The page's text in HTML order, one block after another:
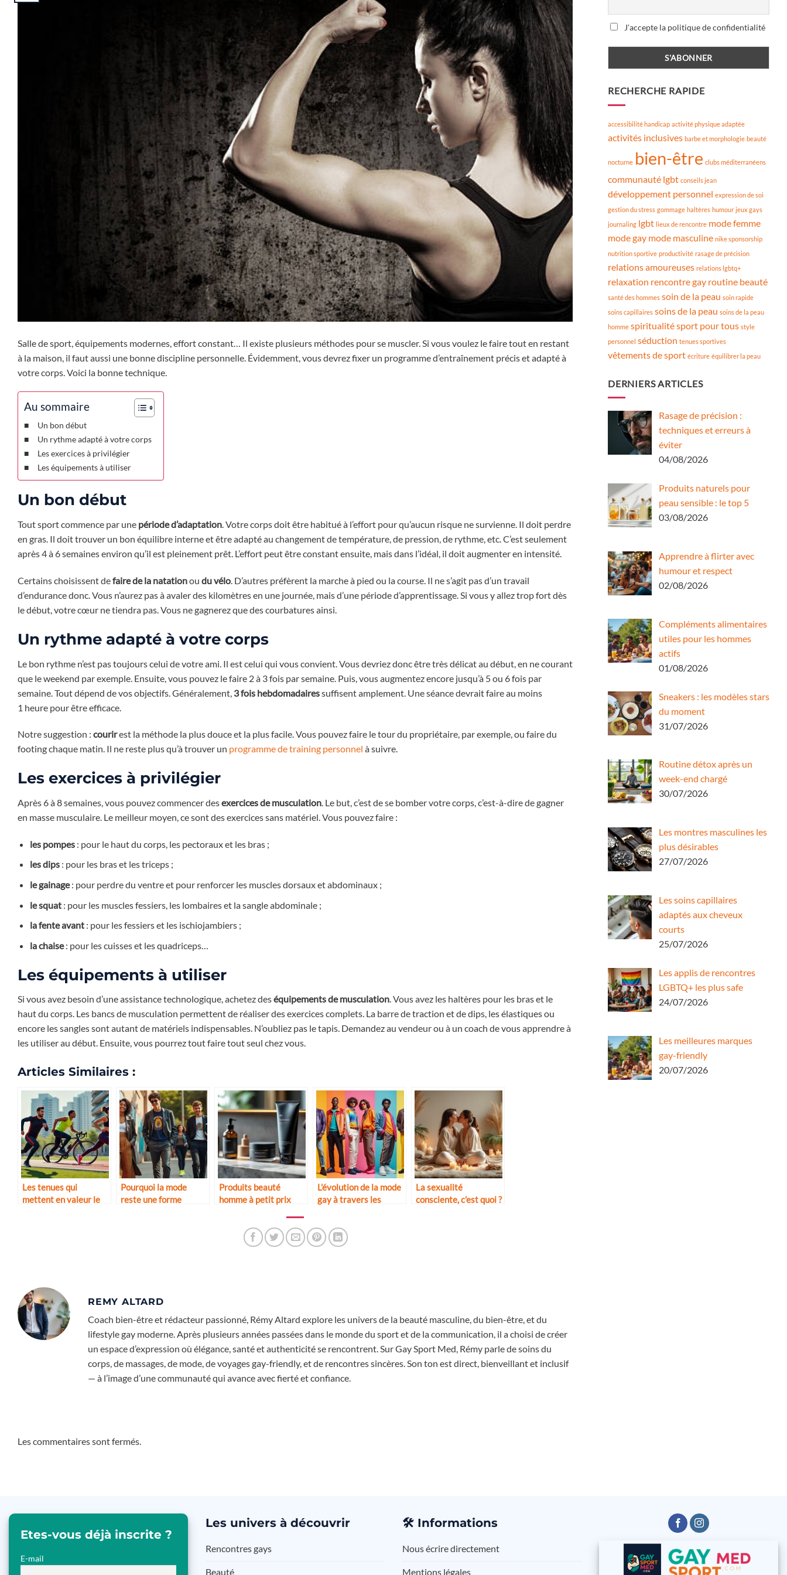
Salle de sport, équipements modernes, effort constant… Il existe plusieurs méthodes pour se muscler. Si vous voulez le faire tout en restant
à la maison, il faut aussi une bonne discipline personnelle. Évidemment, vous devrez fixer un programme d’entraînement précis et adapté à
votre corps. Voici la bonne technique.
Au sommaire
Un bon début
Un rythme adapté à votre corps
Les exercices à privilégier
Les équipements à utiliser
Un bon début
Tout sport commence par une période d’adaptation. Votre corps doit être habitué à l’effort pour qu’aucun risque ne survienne. Il doit perdre
en gras. Il doit trouver un bon équilibre interne et être adapté au changement de température, de pression, de rythme, etc. C’est seulement
après 4 à 6 semaines environ qu’il est pleinement prêt. L’effort peut être constant ensuite, mais dans l’idéal, il doit augmenter en intensité.
Certains choisissent defaire de la natationou du vélo. D’autres préfèrent la marche à pied ou la course. Il ne s’agit pas d’un travail
d’endurance donc. Vous n’aurez pas à avaler des kilomètres en une journée, mais d’une période d’apprentissage. Si vous y allez trop fort dès
le début, votre cœur ne tiendra pas. Vous ne gagnerez que des courbatures ainsi.
Un rythme adapté à votre corps
Le bon rythme n’est pas toujours celui de votre ami. Il est celui qui vous convient. Vous devriez donc être très délicat au début, en ne courant
que le weekend par exemple. Ensuite, vous pouvez le faire 2 à 3 fois par semaine. Puis, vous augmentez encore jusqu’à 5 ou 6 fois par
semaine. Tout dépend de vos objectifs. Généralement, 3 fois hebdomadairessuffisent amplement. Une séance devrait faire au moins
1 heure pour être efficace.
Notre suggestion : courirest la méthode la plus douce et la plus facile. Vous pouvez faire le tour du propriétaire, par exemple, ou faire du
footing chaque matin. Il ne reste plus qu’à trouver un programme de training personnel à suivre.
Les exercices à privilégier
Après 6 à 8 semaines, vous pouvez commencer desexercices de musculation. Le but, c’est de se bomber votre corps, c’est-à-dire de gagner
en masse musculaire. Le meilleur moyen, ce sont des exercices sans matériel. Vous pouvez faire :
les pompes: pour le haut du corps, les pectoraux et les bras ;
les dips: pour les bras et les triceps ;
le gainage: pour perdre du ventre et pour renforcer les muscles dorsaux et abdominaux ;
le squat: pour les muscles fessiers, les lombaires et la sangle abdominale ;
la fente avant: pour les fessiers et les ischiojambiers ;
la chaise: pour les cuisses et les quadriceps…
Les équipements à utiliser
Si vous avez besoin d’une assistance technologique, achetez deséquipements de musculation. Vous avez les haltères pour les bras et le
haut du corps. Les bancs de musculation permettent de réaliser des exercices complets. La barre de traction et de dips, les élastiques ou
encore les sangles sont autant de matériels indispensables. N’oubliez pas le tapis. Demandez au vendeur ou à un coach de vous apprendre à
les utiliser au début. Ensuite, vous pourrez tout faire tout seul chez vous.
Articles Similaires :
Les tenues qui
mettent en valeur le
Pourquoi la mode
reste une forme
Produits beauté
homme à petit prix
L’évolution de la mode
gay à travers les
La sexualité
consciente, c’est quoi ?
REMY ALTARD
Coach bien-être et rédacteur passionné, Rémy Altard explore les univers de la beauté masculine, du bien-être, et du
lifestyle gay moderne. Après plusieurs années passées dans le monde du sport et de la communication, il a choisi de créer
un espace d’expression où élégance, santé et authenticité se rencontrent. Sur Gay Sport Med, Rémy parle de soins du
corps, de massages, de mode, de voyages gay-friendly, et de rencontres sincères. Son ton est direct, bienveillant et inclusif
— à l’image d’une communauté qui avance avec fierté et confiance.
Les commentaires sont fermés.
J'accepte la politique de confidentialité
RECHERCHE RAPIDE
accessibilité handicap activité physique adaptée
activités inclusives barbe et morphologie beauté
nocturne bien-être clubs méditerranéens
communauté lgbt conseils jean
développement personnel expression de soi
gestion du stress gommage haltères humour jeux gays
journaling lgbt lieux de rencontre mode femme
mode gay mode masculine nike sponsorship
nutrition sportive productivité rasage de précision
relations amoureuses relations lgbtq+
relaxation rencontre gay routine beauté
santé des hommes soin de la peau soin rapide
soins capillaires soins de la peau soins de la peau
homme spiritualitésport pour tous style
personnel séduction tenues sportives
vêtements de sport écriture équilibrer la peau
DERNIERS ARTICLES
Rasage de précision :
techniques et erreurs à
éviter
04/08/2026
Produits naturels pour
peau sensible : le top 5
03/08/2026
Apprendre à flirter avec
humour et respect
02/08/2026
Compléments alimentaires
utiles pour les hommes
actifs
01/08/2026
Sneakers : les modèles stars
du moment
31/07/2026
Routine détox après un
week-end chargé
30/07/2026
Les montres masculines les
plus désirables
27/07/2026
Les soins capillaires
adaptés aux cheveux
courts
25/07/2026
Les applis de rencontres
LGBTQ+ les plus safe
24/07/2026
Les meilleures marques
gay-friendly
20/07/2026
Etes-vous déjà inscrite ?
E-mail
Les univers à découvrir
Rencontres gays
Beauté
🛠️ Informations
Nous écrire directement
Mentions légales